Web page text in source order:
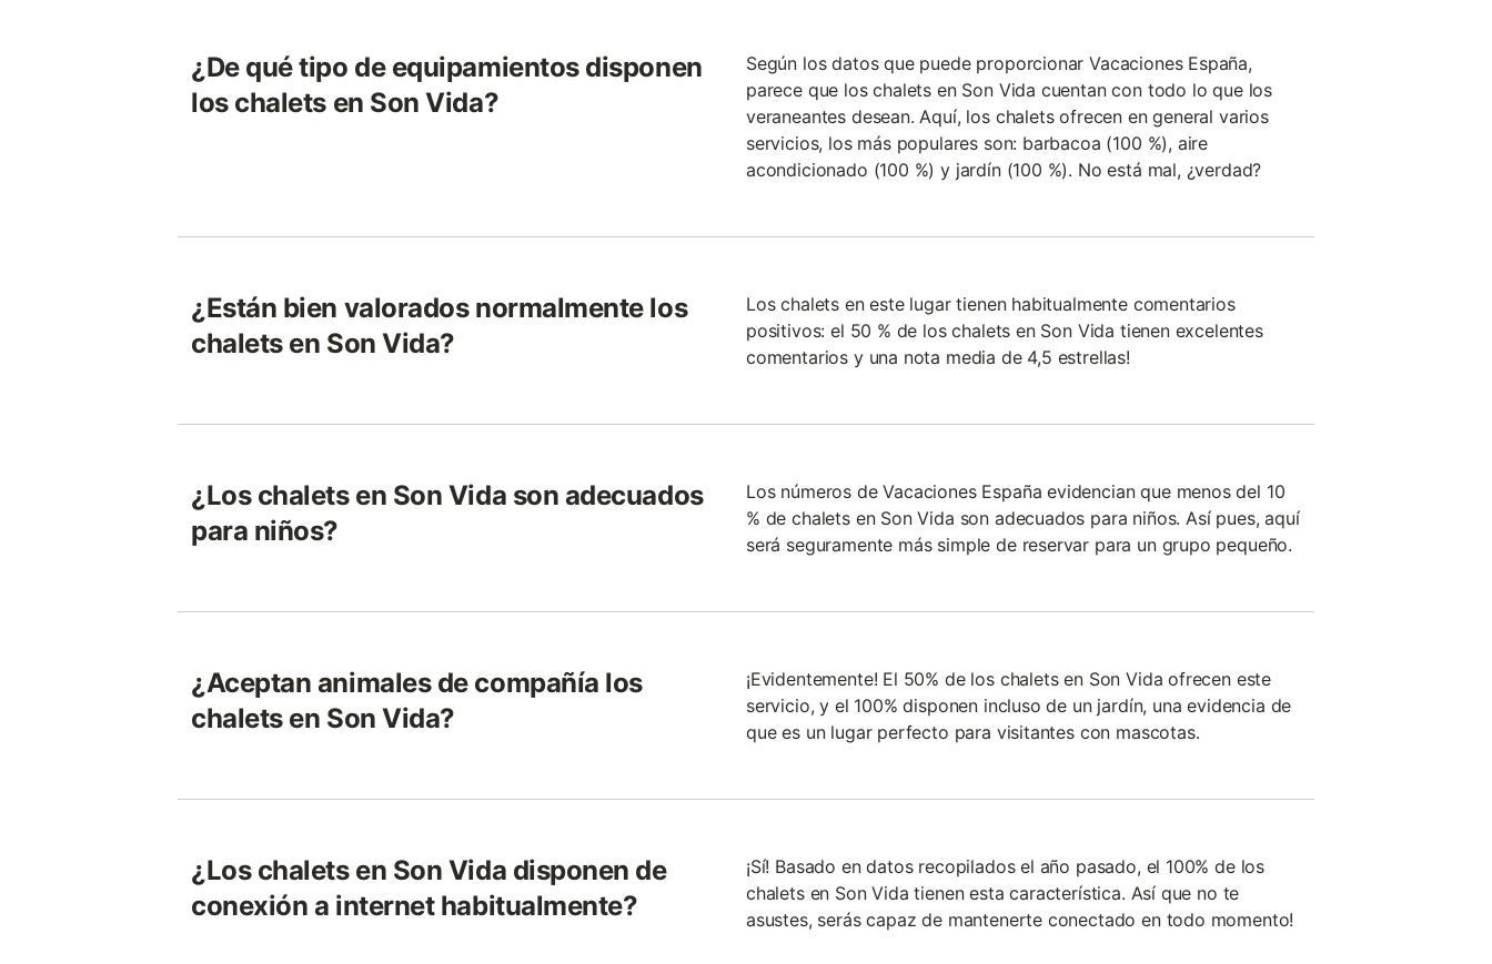
¿De qué tipo de equipamientos disponen
los chalets en Son Vida?
Según los datos que puede proporcionar Vacaciones España,
parece que los chalets en Son Vida cuentan con todo lo que los
veraneantes desean. Aquí, los chalets ofrecen en general varios
servicios, los más populares son: barbacoa (100 %), aire
acondicionado (100 %) y jardín (100 %). No está mal, ¿verdad?
¿Están bien valorados normalmente los
chalets en Son Vida?
Los chalets en este lugar tienen habitualmente comentarios
positivos: el 50 % de los chalets en Son Vida tienen excelentes
comentarios y una nota media de 4,5 estrellas!
¿Los chalets en Son Vida son adecuados
para niños?
Los números de Vacaciones España evidencian que menos del 10
% de chalets en Son Vida son adecuados para niños. Así pues, aquí
será seguramente más simple de reservar para un grupo pequeño.
¿Aceptan animales de compañía los
chalets en Son Vida?
¡Evidentemente! El 50% de los chalets en Son Vida ofrecen este
servicio, y el 100% disponen incluso de un jardín, una evidencia de
que es un lugar perfecto para visitantes con mascotas.
¿Los chalets en Son Vida disponen de
conexión a internet habitualmente?
¡Sí! Basado en datos recopilados el año pasado, el 100% de los
chalets en Son Vida tienen esta característica. Así que no te
asustes, serás capaz de mantenerte conectado en todo momento!